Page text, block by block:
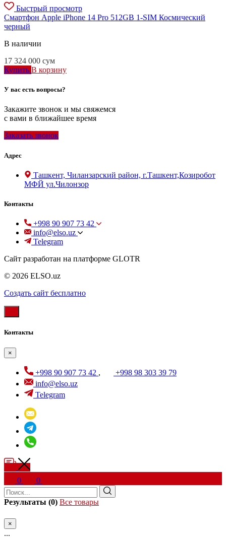
Быстрый просмотр
Смартфон Apple iPhone 14 Pro 512GB 1-SIM Космический
черный
В наличии
17 324 000 сум
Купить В корзину
У вас есть вопросы?
Закажите звонок и мы свяжемся
с вами в ближайшее время
Заказать звонок
Адрес
Ташкент, Чиланзарский район, г.Ташкент,Козиробот
МФЙ ул.Чилонзор
Контакты
+998 90 907 73 42
info@elso.uz
Telegram
Сайт разработан на платформе GLOTR
© 2026 ELSO.uz
Создать cайт бесплатно
Контакты
×
+998 90 907 73 42 ,
+998 98 303 39 79
info@elso.uz
Telegram
0 0
Результаты (0) Все товары
×
...